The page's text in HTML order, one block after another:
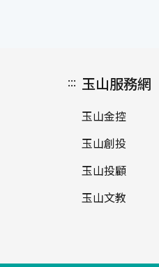
委託交易，即
用方面，玉
交易，投資
個外幣帳戶
資金運用需
金，且若
客的購買力
不間斷的交
交易系統
::: 玉山服務網
玉山金控
玉山創投
玉山投顧
玉山文教